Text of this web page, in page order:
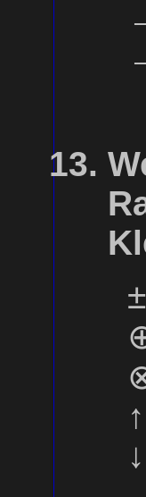
±
↑
↓